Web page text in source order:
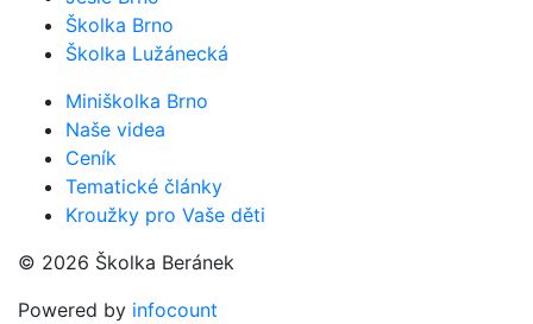
Školka Brno
Školka Lužánecká
Miniškolka Brno
Naše videa
Ceník
Tematické články
Kroužky pro Vaše děti
© 2026 Školka Beránek
Powered by infocount